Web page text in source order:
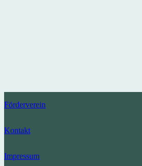
Förderverein
Kontakt
Impressum